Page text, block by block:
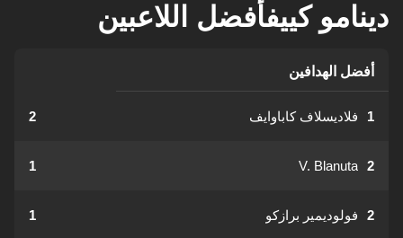
دينامو كييفأفضل اللاعبين
أفضل الهدافين
1 فلاديسلاف كاباوايف 2
2
V. Blanuta
1
2 فولوديمير برازكو 1